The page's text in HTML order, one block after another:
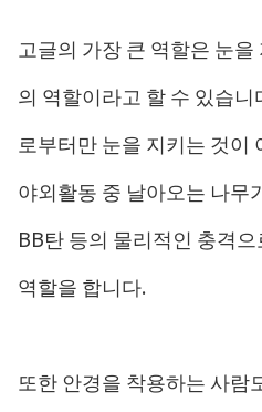
고글의 가장 큰 역할은 눈
의 역할이라고 할 수 있습
로부터만 눈을 지키는 것이
야외활동 중 날아오는 나무
BB탄 등의 물리적인 충격
역할을 합니다.
또한 안경을 착용하는 사람